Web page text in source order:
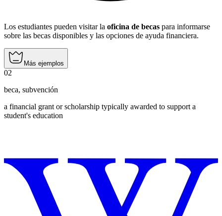
Los estudiantes pueden visitar la oficina de becas para informarse
sobre las becas disponibles y las opciones de ayuda financiera.
Más ejemplos
02
beca, subvención
a financial grant or scholarship typically awarded to support a
student's education